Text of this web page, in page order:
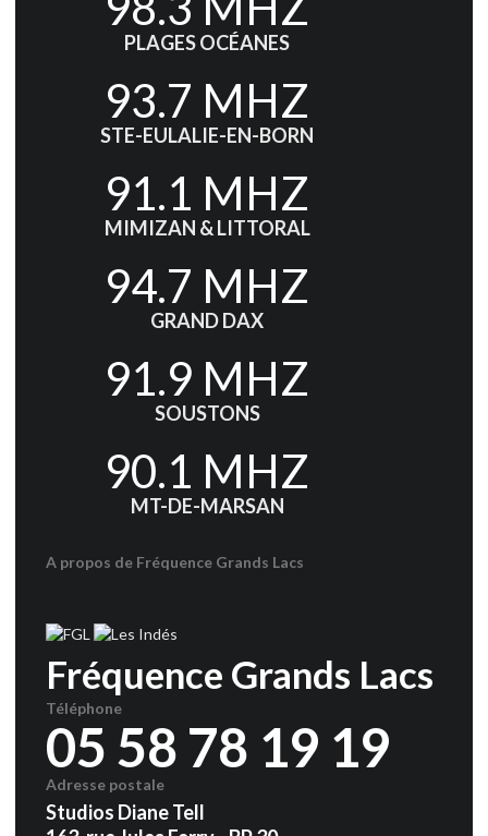
PLAGES OCÉANES
93.7 MHZ
STE-EULALIE-EN-BORN
91.1 MHZ
MIMIZAN & LITTORAL
94.7 MHZ
GRAND DAX
91.9 MHZ
SOUSTONS
90.1 MHZ
MT-DE-MARSAN
A propos de Fréquence Grands Lacs
Fréquence Grands Lacs
Téléphone
05 58 78 19 19
Adresse postale
Studios Diane Tell